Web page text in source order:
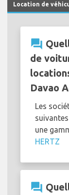
Location de
question_answer
de
Davao
Les
une
HERTZ
question_answer